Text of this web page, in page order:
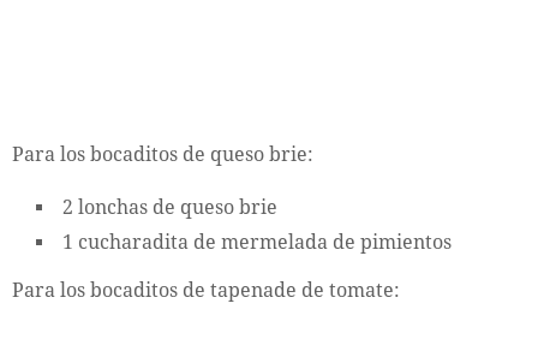
Para los bocaditos de queso brie:
2 lonchas de queso brie
1 cucharadita de mermelada de pimientos
Para los bocaditos de tapenade de tomate: